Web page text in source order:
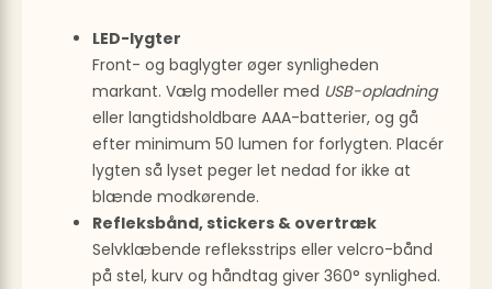
LED-lygter
Front- og baglygter øger synligheden
markant. Vælg modeller med USB-opladning
eller langtidsholdbare AAA-batterier, og gå
efter minimum 50 lumen for forlygten. Placér
lygten så lyset peger let nedad for ikke at
blænde modkørende.
Refleksbånd, stickers & overtræk
Selvklæbende refleksstrips eller velcro-bånd
på stel, kurv og håndtag giver 360° synlighed.